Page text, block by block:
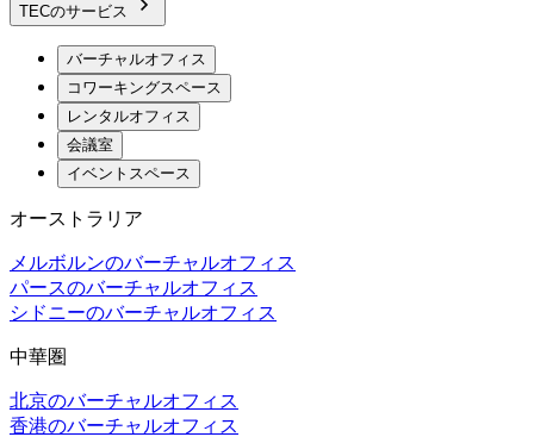
TECのサービス
バーチャルオフィス
コワーキングスペース
レンタルオフィス
会議室
イベントスペース
オーストラリア
メルボルンのバーチャルオフィス
パースのバーチャルオフィス
シドニーのバーチャルオフィス
中華圏
北京のバーチャルオフィス
香港のバーチャルオフィス